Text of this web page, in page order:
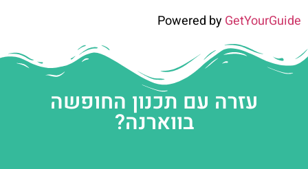
Powered byGetYourGuide
עזרה עם תכנון החופשה
בווארנה?